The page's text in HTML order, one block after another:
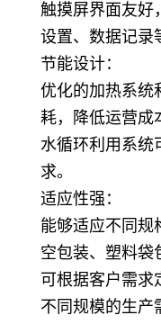
触摸屏界面友好
设置、数据记录
节能设计：
优化的加热系统
耗，降低运营成
水循环利用系统
求。
适应性强：
能够适应不同规
空包装、塑料袋
可根据客户需求
不同规模的生产